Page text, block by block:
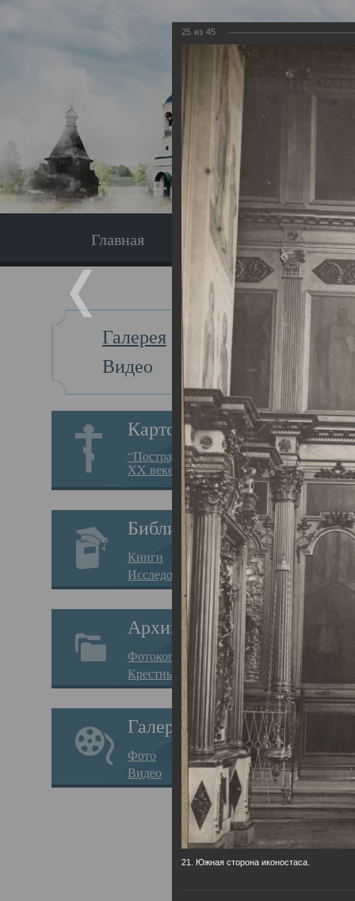
Главная Экскурсия
Галерея
Видео
Картотека
“Пострадавшие за веру в
XX веке на Севере”
Библиотека
Книги
Исследования
Архив
Фотокопии дел
Крестные ходы
Галерея
Фото
Видео
Главная
25 из 45
21. Южная сторона иконостаса.